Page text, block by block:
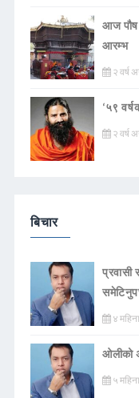
आज पौष
आरम्भ
२ वर्ष
‘५९
२ वर्ष
बिचार
प्रवासी
४
ओलीको
५